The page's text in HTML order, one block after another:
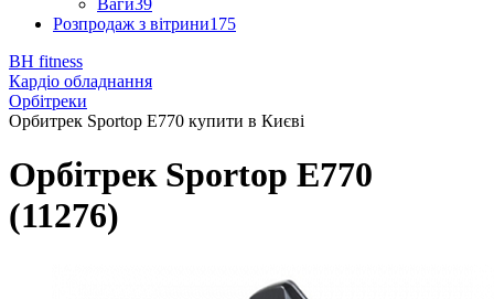
Ваги39
Розпродаж з вітрини175
BH fitness
Кардіо обладнання
Орбітреки
Орбитрек Sportop E770 купити в Києві
Орбітрек Sportop E770
(11276)